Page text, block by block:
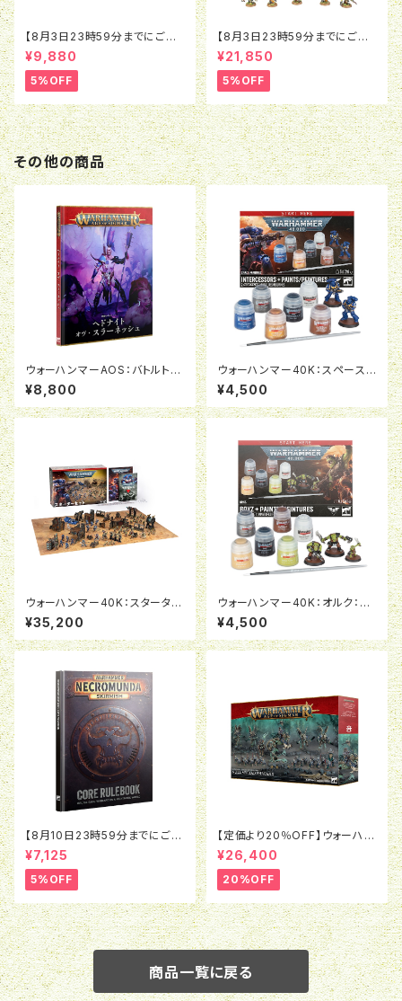
【8月3日23時59分までにご予
約で5％OFF】ホルスヘレシー：
レギオネス・アスタルテス：MkIV
アサルト・スカッド
¥9,880
5%OFF
【8月3日23時59分までにご予
約で5％OFF】ウォーハンマー4
0K：キルチーム：エクソダイト
（日本語版）
¥21,850
5%OFF
その他の商品
ウォーハンマーAOS：バトルトー
ム：ヘドナイト・オヴ・スラーネッ
シュ
¥8,800
ウォーハンマー40K：スペースマ
リーン：インターセッサー＆ペイ
ント
¥4,500
ウォーハンマー40K：スターター
セット（日本語版）
¥35,200
ウォーハンマー40K：オルク：ボ
ゥイ＆ペイント
¥4,500
【8月10日23時59分までにご予
約で5％OFF】ネクロムンダ ス
カーミッシュ：コアルール（英語
版）
¥7,125
5%OFF
【定価より20％OFF】ウォーハン
マーAOS:バトルフォース：オシア
ーク・ボーンリーパー：ナル・ミリ
アッドの密集陣
¥26,400
20%OFF
商品一覧に戻る